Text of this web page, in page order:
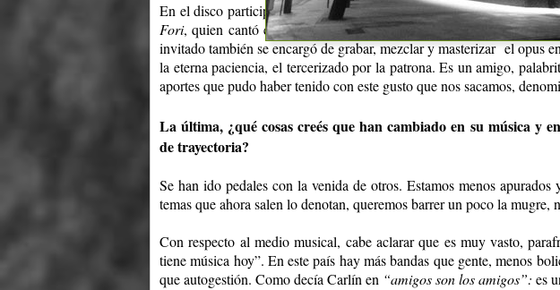
En el disco participa como invitado Marcos Da Silva, cantante y
Fori, quien cantó en una canción y tocó la guitarra de 12 cuerdas en
invitado también se encargó de grabar, mezclar y masterizar el opus
la eterna paciencia, el tercerizado por la patrona. Es un amigo,
aportes que pudo haber tenido con este gusto que nos sacamos,
La última, ¿qué cosas creés que han cambiado en su música y
de trayectoria?
Se han ido pedales con la venida de otros. Estamos menos
temas que ahora salen lo denotan, queremos barrer un poco la mugre,
Con respecto al medio musical, cabe aclarar que es muy vasto,
tiene música hoy”. En este país hay más bandas que gente, menos
que autogestión. Como decía Carlín en “amigos son los amigos”: es